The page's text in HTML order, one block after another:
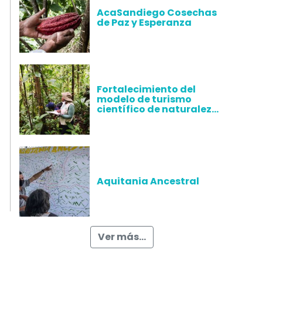
AcaSandiego Cosechas
de Paz y Esperanza
Fortalecimiento del
modelo de turismo
científico de naturaleza
Aquitania Ancestral
Ver más...